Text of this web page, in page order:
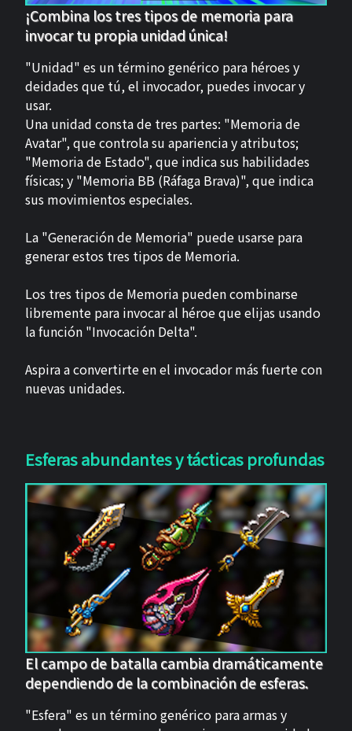
¡Combina los tres tipos de memoria para
invocar tu propia unidad única!
"Unidad" es un término genérico para héroes y
deidades que tú, el invocador, puedes invocar y
usar.
Una unidad consta de tres partes: "Memoria de
Avatar", que controla su apariencia y atributos;
"Memoria de Estado", que indica sus habilidades
físicas; y "Memoria BB (Ráfaga Brava)", que indica
sus movimientos especiales.
La "Generación de Memoria" puede usarse para
generar estos tres tipos de Memoria.
Los tres tipos de Memoria pueden combinarse
libremente para invocar al héroe que elijas usando
la función "Invocación Delta".
Aspira a convertirte en el invocador más fuerte con
nuevas unidades.
Esferas abundantes y tácticas profundas
El campo de batalla cambia dramáticamente
dependiendo de la combinación de esferas.
"Esfera" es un término genérico para armas y